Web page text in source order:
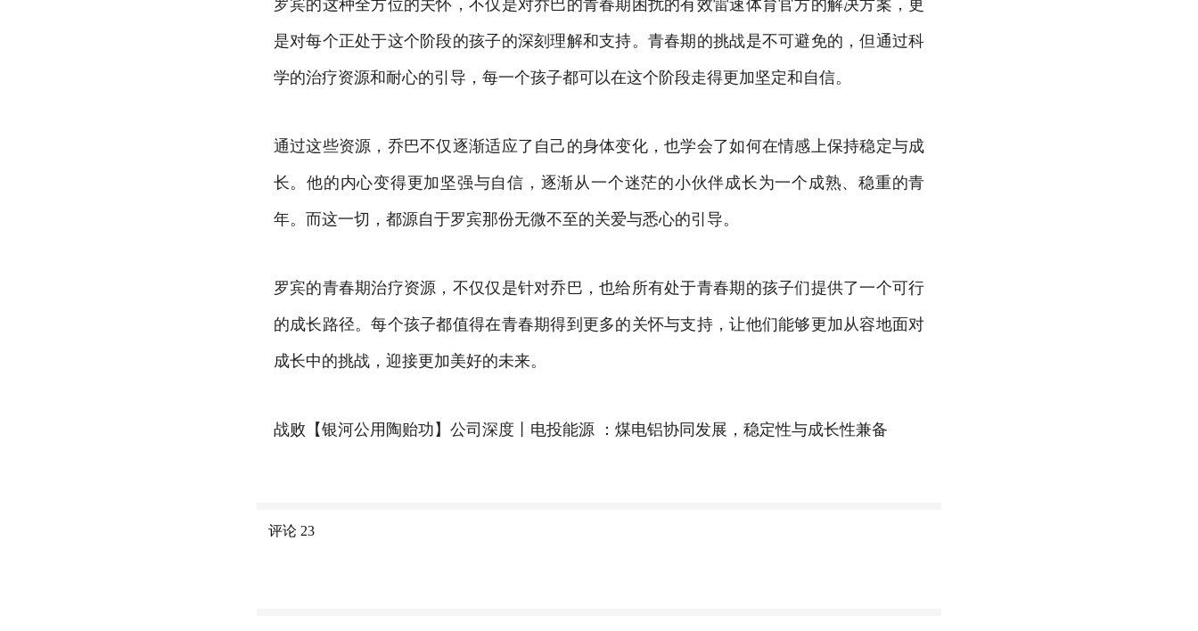
罗宾的这种全方位的关怀，不仅是对乔巴的青春期困扰的有效雷速体育官方的解决方案，更
是对每个正处于这个阶段的孩子的深刻理解和支持。青春期的挑战是不可避免的，但通过科
学的治疗资源和耐心的引导，每一个孩子都可以在这个阶段走得更加坚定和自信。
通过这些资源，乔巴不仅逐渐适应了自己的身体变化，也学会了如何在情感上保持稳定与成
长。他的内心变得更加坚强与自信，逐渐从一个迷茫的小伙伴成长为一个成熟、稳重的青
年。而这一切，都源自于罗宾那份无微不至的关爱与悉心的引导。
罗宾的青春期治疗资源，不仅仅是针对乔巴，也给所有处于青春期的孩子们提供了一个可行
的成长路径。每个孩子都值得在青春期得到更多的关怀与支持，让他们能够更加从容地面对
成长中的挑战，迎接更加美好的未来。
战败【银河公用陶贻功】公司深度丨电投能源 ：煤电铝协同发展，稳定性与成长性兼备
评论 23